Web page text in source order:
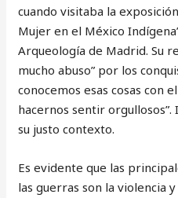
cuando visitaba la
Mujer en el México
Arqueología de Madrid. Su
mucho abuso” por los
conocemos esas cosas con
hacernos sentir
su justo contexto.
Es evidente que las
las guerras son la violencia